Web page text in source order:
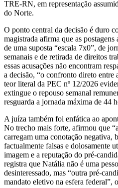
TRE-RN, em representação
do Norte.
O ponto central da decisão é duro
magistrada afirma que as
de uma suposta “escala 7x0”, de
semanais e de retirada de direitos
essas acusações não encontram
a decisão, “o confronto direto entre
teor literal da PEC nº 12/2026
extingue o repouso semanal
resguarda a jornada máxima de 44
A juíza também foi enfática ao
No trecho mais forte, afirmou que
carregam uma conotação negativa,
factualmente falsas e dolosamente
imagem e a reputação do pré-
registra que Natália não é uma
desinteressado, mas “outra pré-
mandato eletivo na esfera federal”,